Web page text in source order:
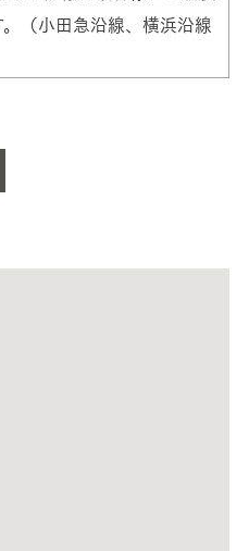
。（小田急沿線、横浜沿線